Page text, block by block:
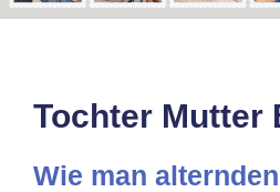
Tochter Mutter
Wie man